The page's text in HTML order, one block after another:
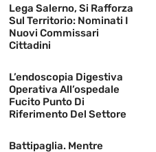
Lega Salerno, Si Rafforza
Sul Territorio: Nominati I
Nuovi Commissari
Cittadini
L’endoscopia Digestiva
Operativa All’ospedale
Fucito Punto Di
Riferimento Del Settore
Battipaglia. Mentre